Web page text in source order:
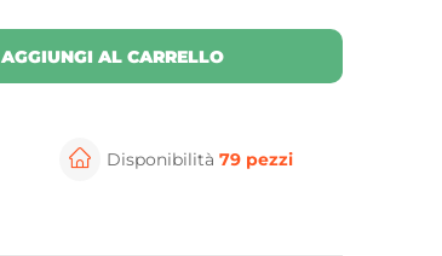
AGGIUNGI AL CARRELLO
Disponibilità 79 pezzi